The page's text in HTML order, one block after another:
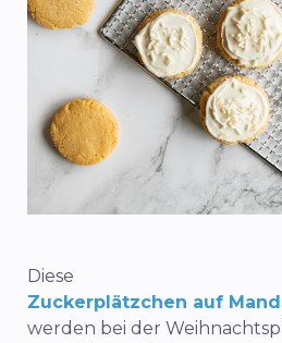
Diese
Zuckerplätzchen auf
werden bei der